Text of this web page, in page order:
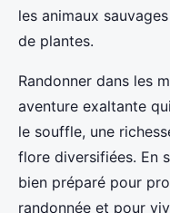
les animaux
de plantes.
Randonner dans les
aventure exaltante
le souffle, une
flore diversifiées. En
bien préparé pour
randonnée et pour